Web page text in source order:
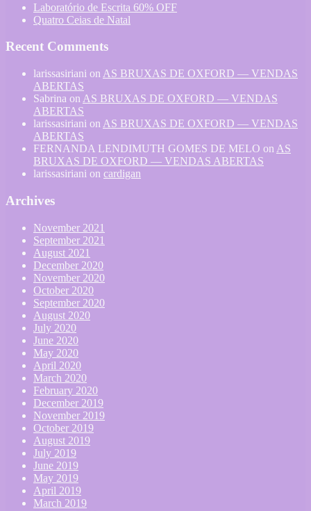
Laboratório de Escrita 60% OFF
Quatro Ceias de Natal
Recent Comments
larissasiriani on AS BRUXAS DE OXFORD — VENDAS
ABERTAS
Sabrina on AS BRUXAS DE OXFORD — VENDAS
ABERTAS
larissasiriani on AS BRUXAS DE OXFORD — VENDAS
ABERTAS
FERNANDA LENDIMUTH GOMES DE MELO on AS
BRUXAS DE OXFORD — VENDAS ABERTAS
larissasiriani on cardigan
Archives
November 2021
September 2021
August 2021
December 2020
November 2020
October 2020
September 2020
August 2020
July 2020
June 2020
May 2020
April 2020
March 2020
February 2020
December 2019
November 2019
October 2019
August 2019
July 2019
June 2019
May 2019
April 2019
March 2019